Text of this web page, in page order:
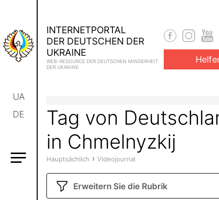
UA
DE
INTERNETPORTAL
DER DEUTSCHEN DER
UKRAINE
WEB-RESOURCE DER DEUTSCHEN MINDERHEIT
DER UKRAINE
Tag von
in Chmelnyzkij
Hauptsächlich › Videojournal
Erweitern Sie die Rubrik